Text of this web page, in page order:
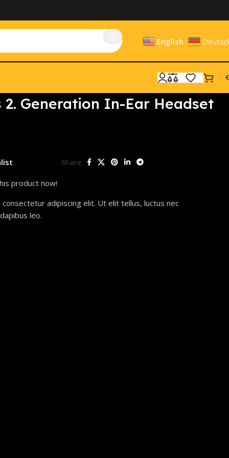
English
€
2. Generation In-Ear Headset
Share:
product now!
adipiscing elit. Ut elit tellus, luctus nec
leo.